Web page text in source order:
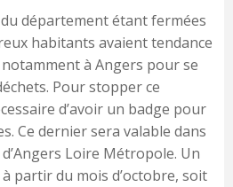
département étant fermées
habitants avaient tendance
à Angers pour se
Pour stopper ce
d’avoir un badge pour
Ce dernier sera valable dans
Loire Métropole. Un
partir du mois d’octobre, soit